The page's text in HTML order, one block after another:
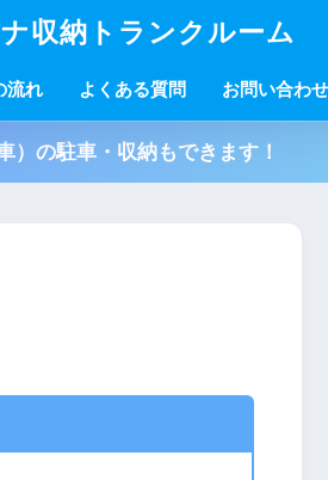
収納トランクルーム
流れ よくある質問 お問い合わせ
）の駐車・収納もできます！